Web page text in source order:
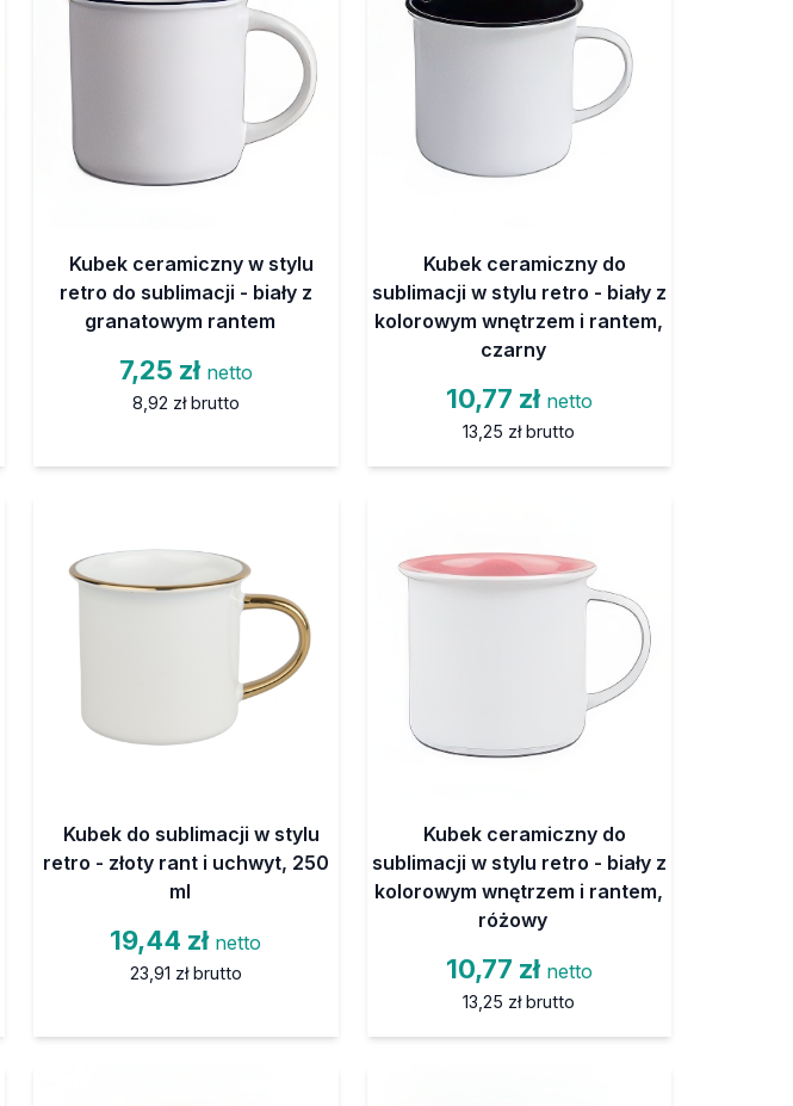
Kubek ceramiczny w stylu
retro do sublimacji - biały z
granatowym rantem
7,25 zł netto
8,92 zł brutto
Kubek ceramiczny do
sublimacji w stylu retro - biały z
kolorowym wnętrzem i rantem,
czarny
10,77 zł netto
13,25 zł brutto
Kubek do sublimacji w stylu
retro - złoty rant i uchwyt, 250
ml
19,44 zł netto
23,91 zł brutto
Kubek ceramiczny do
sublimacji w stylu retro - biały z
kolorowym wnętrzem i rantem,
różowy
10,77 zł netto
13,25 zł brutto